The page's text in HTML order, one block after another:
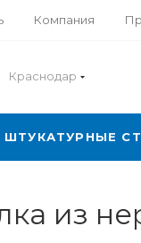
Компания
Краснодар
ШТУКАТУРНЫЕ
из